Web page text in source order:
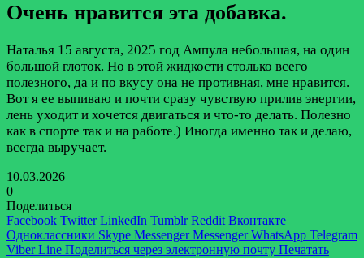
Очень нравится эта добавка.
Наталья 15 августа, 2025 год Ампула небольшая, на один
большой глоток. Но в этой жидкости столько всего
полезного, да и по вкусу она не противная, мне нравится.
Вот я ее выпиваю и почти сразу чувствую прилив энергии,
лень уходит и хочется двигаться и что-то делать. Полезно
как в спорте так и на работе.) Иногда именно так и делаю,
всегда выручает.
10.03.2026
0
Поделиться
Facebook Twitter LinkedIn Tumblr Reddit Вконтакте
Одноклассники Skype Messenger Messenger WhatsApp Telegram
Viber Line Поделиться через электронную почту Печатать